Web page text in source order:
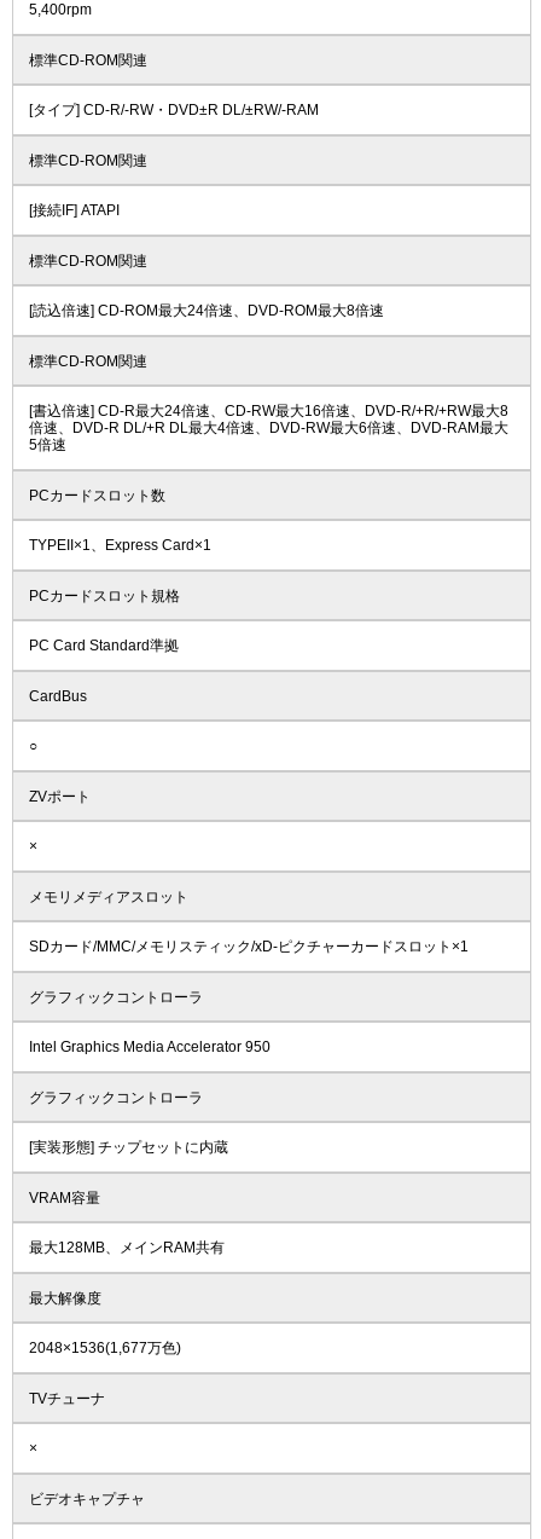
5,400rpm
標準CD-ROM関連
[タイプ] CD-R/-RW・DVD±R DL/±RW/-RAM
標準CD-ROM関連
[接続IF] ATAPI
標準CD-ROM関連
[読込倍速] CD-ROM最大24倍速、DVD-ROM最大8倍速
標準CD-ROM関連
[書込倍速] CD-R最大24倍速、CD-RW最大16倍速、DVD-R/+R/+RW最大8
倍速、DVD-R DL/+R DL最大4倍速、DVD-RW最大6倍速、DVD-RAM最大
5倍速
PCカードスロット数
TYPEII×1、Express Card×1
PCカードスロット規格
PC Card Standard準拠
CardBus
○
ZVポート
×
メモリメディアスロット
SDカード/MMC/メモリスティック/xD-ピクチャーカードスロット×1
グラフィックコントローラ
Intel Graphics Media Accelerator 950
グラフィックコントローラ
[実装形態] チップセットに内蔵
VRAM容量
最大128MB、メインRAM共有
最大解像度
2048×1536(1,677万色)
TVチューナ
×
ビデオキャプチャ